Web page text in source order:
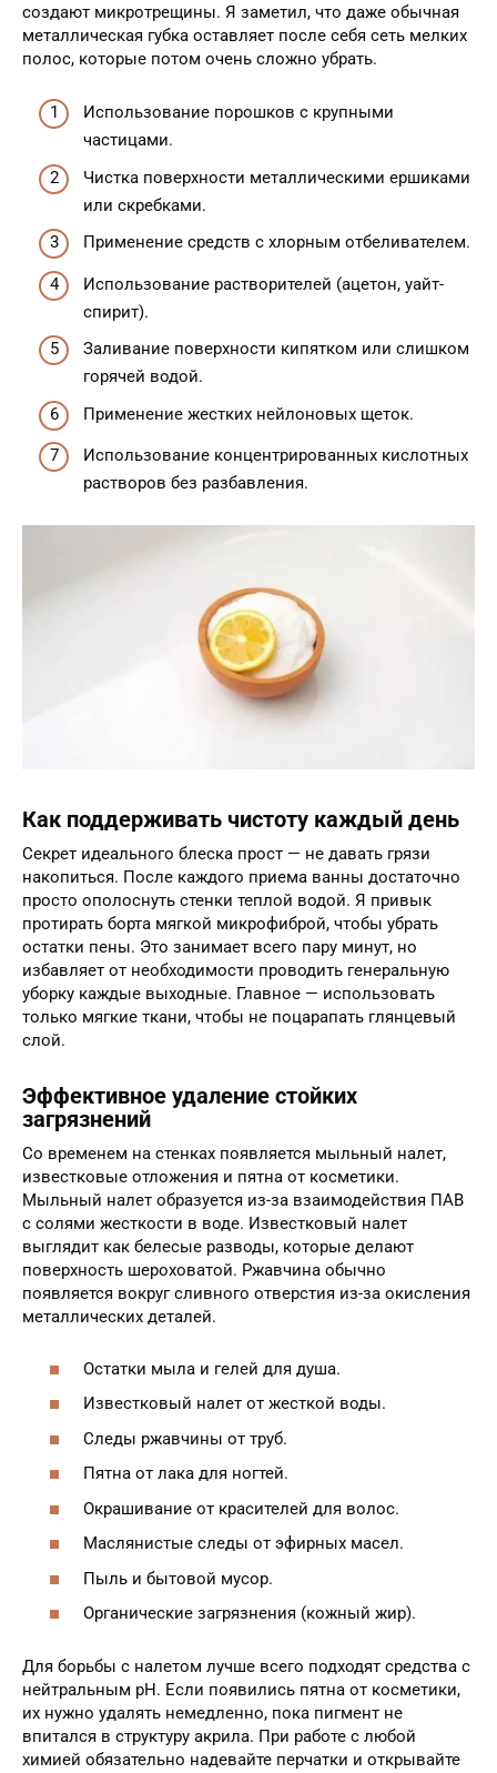
создают микротрещины. Я заметил, что даже обычная
металлическая губка оставляет после себя сеть мелких
полос, которые потом очень сложно убрать.
Использование порошков с крупными
частицами.
Чистка поверхности металлическими ершиками
или скребками.
Применение средств с хлорным отбеливателем.
Использование растворителей (ацетон, уайт-
спирит).
Заливание поверхности кипятком или слишком
горячей водой.
Применение жестких нейлоновых щеток.
Использование концентрированных кислотных
растворов без разбавления.
Как поддерживать чистоту каждый день
Секрет идеального блеска прост — не давать грязи
накопиться. После каждого приема ванны достаточно
просто ополоснуть стенки теплой водой. Я привык
протирать борта мягкой микрофиброй, чтобы убрать
остатки пены. Это занимает всего пару минут, но
избавляет от необходимости проводить генеральную
уборку каждые выходные. Главное — использовать
только мягкие ткани, чтобы не поцарапать глянцевый
слой.
Эффективное удаление стойких
загрязнений
Со временем на стенках появляется мыльный налет,
известковые отложения и пятна от косметики.
Мыльный налет образуется из-за взаимодействия ПАВ
с солями жесткости в воде. Известковый налет
выглядит как белесые разводы, которые делают
поверхность шероховатой. Ржавчина обычно
появляется вокруг сливного отверстия из-за окисления
металлических деталей.
Остатки мыла и гелей для душа.
Известковый налет от жесткой воды.
Следы ржавчины от труб.
Пятна от лака для ногтей.
Окрашивание от красителей для волос.
Маслянистые следы от эфирных масел.
Пыль и бытовой мусор.
Органические загрязнения (кожный жир).
Для борьбы с налетом лучше всего подходят средства с
нейтральным pH. Если появились пятна от косметики,
их нужно удалять немедленно, пока пигмент не
впитался в структуру акрила. При работе с любой
химией обязательно надевайте перчатки и открывайте